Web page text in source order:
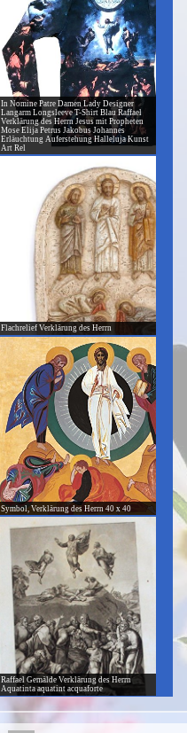
In Nomine Patre Damen Lady Designer
Langarm Longsleeve T-Shirt Blau Raffael
Verklärung des Herrn Jesus mit Propheten
Mose Elija Petrus Jakobus Johannes
Erläuchtung Auferstehung Halleluja Kunst
Art Rel
Flachrelief Verklärung des Herrn
Symbol, Verklärung des Herrn 40 x 40
Raffael Gemälde Verklärung des Herrn
Aquatinta aquatint acquaforte